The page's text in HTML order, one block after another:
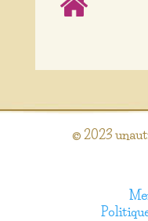
© 2023